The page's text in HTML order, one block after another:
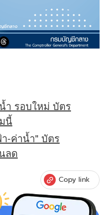
ำ รอบใหม่ บัตร
นี้
-ค่าน้ำ" บัตร
ลด
Copy link